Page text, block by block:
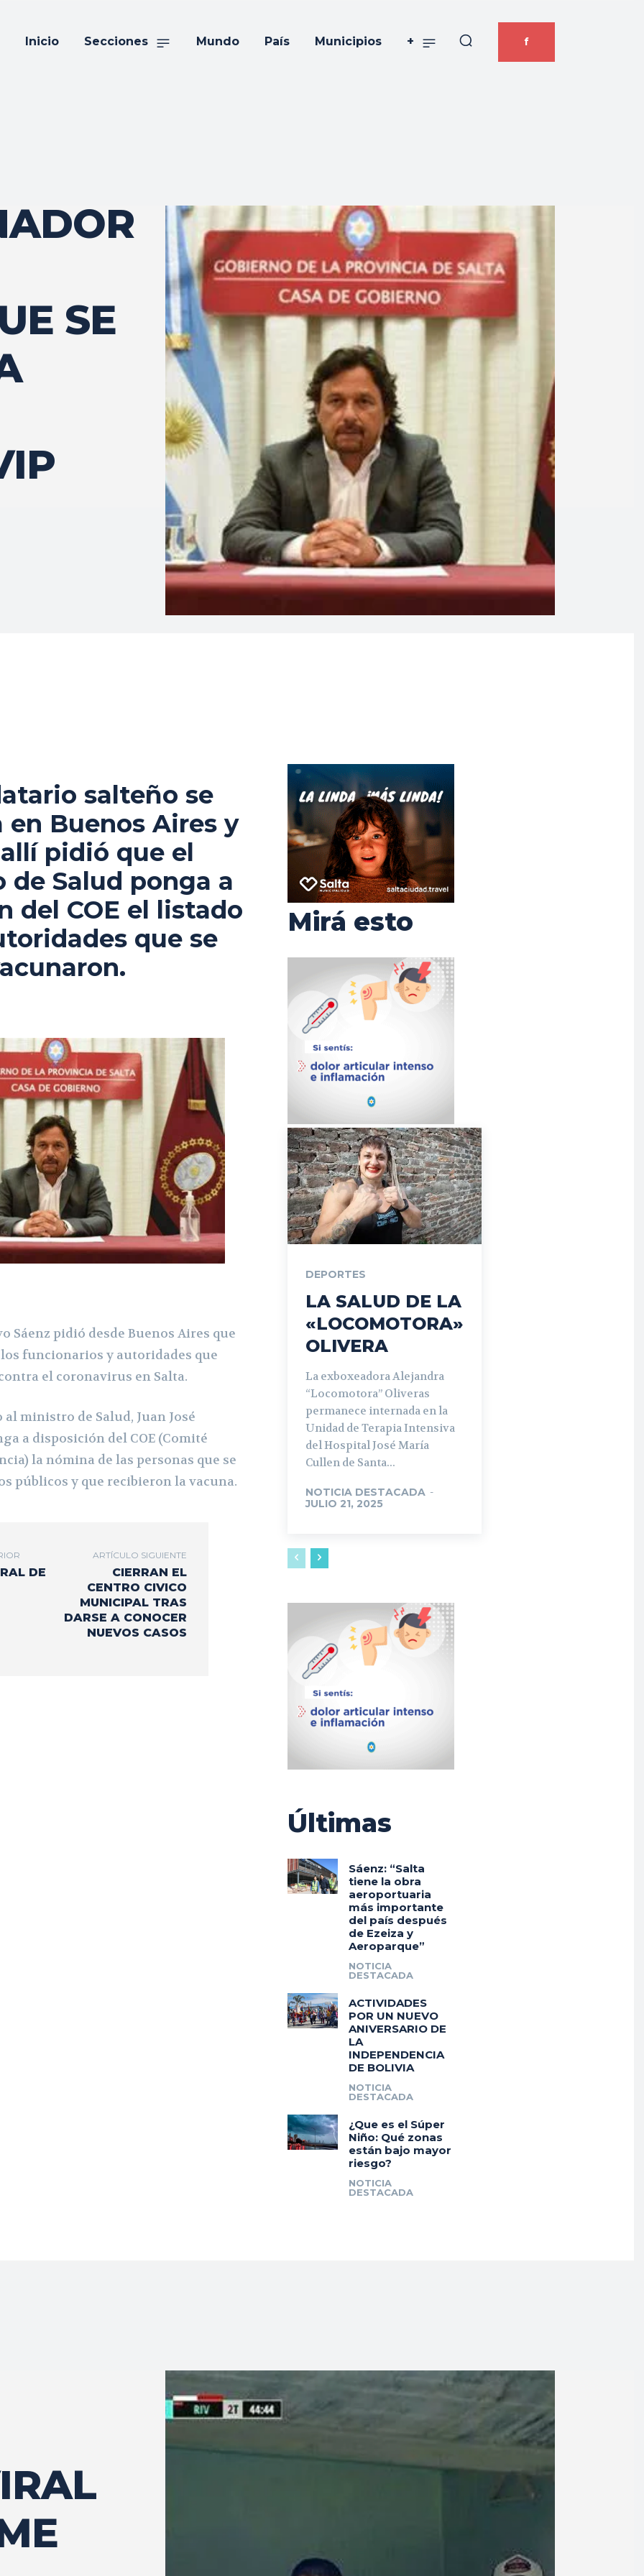
Inicio Secciones Mundo País Municipios + f
SE
salteño se
Buenos Aires y
pidió que el
Salud ponga a
del COE el listado
que se
Sáenz pidió desde Buenos Aires que
funcionarios y autoridades que
el coronavirus en Salta.
ministro de Salud, Juan José
a disposición del COE (Comité
la nómina de las personas que se
públicos y que recibieron la vacuna.
DE
ARTÍCULO SIGUIENTE
CIERRAN EL
CENTRO CIVICO
MUNICIPAL TRAS
DARSE A CONOCER
NUEVOS CASOS
Mirá esto
DEPORTES
LA SALUD DE LA
«LOCOMOTORA»
OLIVERA
La exboxeadora Alejandra
“Locomotora” Oliveras
permanece internada en la
Unidad de Terapia Intensiva
del Hospital José María
Cullen de Santa...
NOTICIA DESTACADA -
JULIO 21, 2025
Últimas
Sáenz: “Salta
tiene la obra
aeroportuaria
más importante
del país después
de Ezeiza y
Aeroparque”
NOTICIA
DESTACADA
ACTIVIDADES
POR UN NUEVO
ANIVERSARIO DE
LA
INDEPENDENCIA
DE BOLIVIA
NOTICIA
DESTACADA
¿Que es el Súper
Niño: Qué zonas
están bajo mayor
riesgo?
NOTICIA
DESTACADA